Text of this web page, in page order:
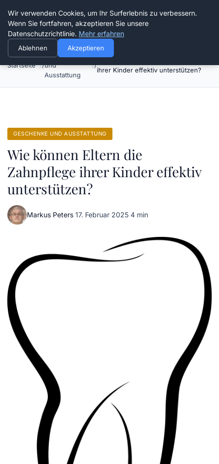
Verflixt-und-aufgetrennt.de
Startseite
Geschenke
und
Ausstattung
ihrer Kinder effektiv unterstützen?
GESCHENKE UND AUSSTATTUNG
Wie können Eltern die
Zahnpflege ihrer Kinder effektiv
unterstützen?
Markus Peters·17. Februar 2025·4 min
Wir verwenden Cookies, um Ihr Surferlebnis zu verbessern.
Wenn Sie fortfahren, akzeptieren Sie unsere
Datenschutzrichtlinie. Mehr erfahren
Ablehnen Akzeptieren